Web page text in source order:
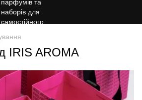
IRIS AROMA